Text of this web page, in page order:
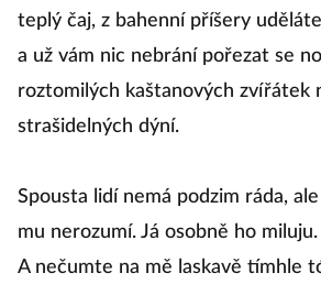
teplý čaj, z bahenní příšery
a už vám nic nebrání pořezat se
roztomilých kaštanových zvířátek
strašidelných dýní.
Spousta lidí nemá podzim ráda,
mu nerozumí. Já osobně ho
A nečumte na mě laskavě tímhle